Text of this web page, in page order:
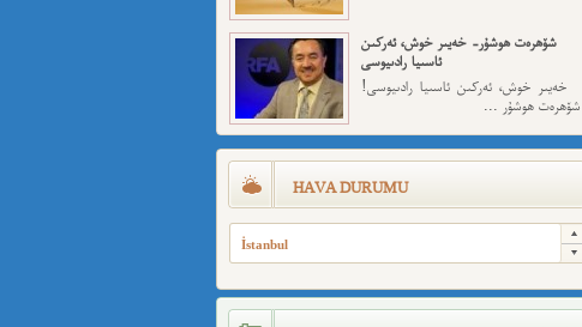
شۆھرەت ھوشۇر- خەيىر خوش، ئەركىن
ئاسىيا رادىيوسى
خەيىر خوش، ئەركىن ئاسىيا رادىيوسى!
شۆھرەت ھوشۇر ...
HAVA DURUMU
İstanbul